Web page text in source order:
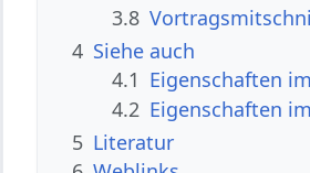
3.8
4 Siehe auch
4.1 Eigenschaften
4.2 Eigenschaften
5 Literatur